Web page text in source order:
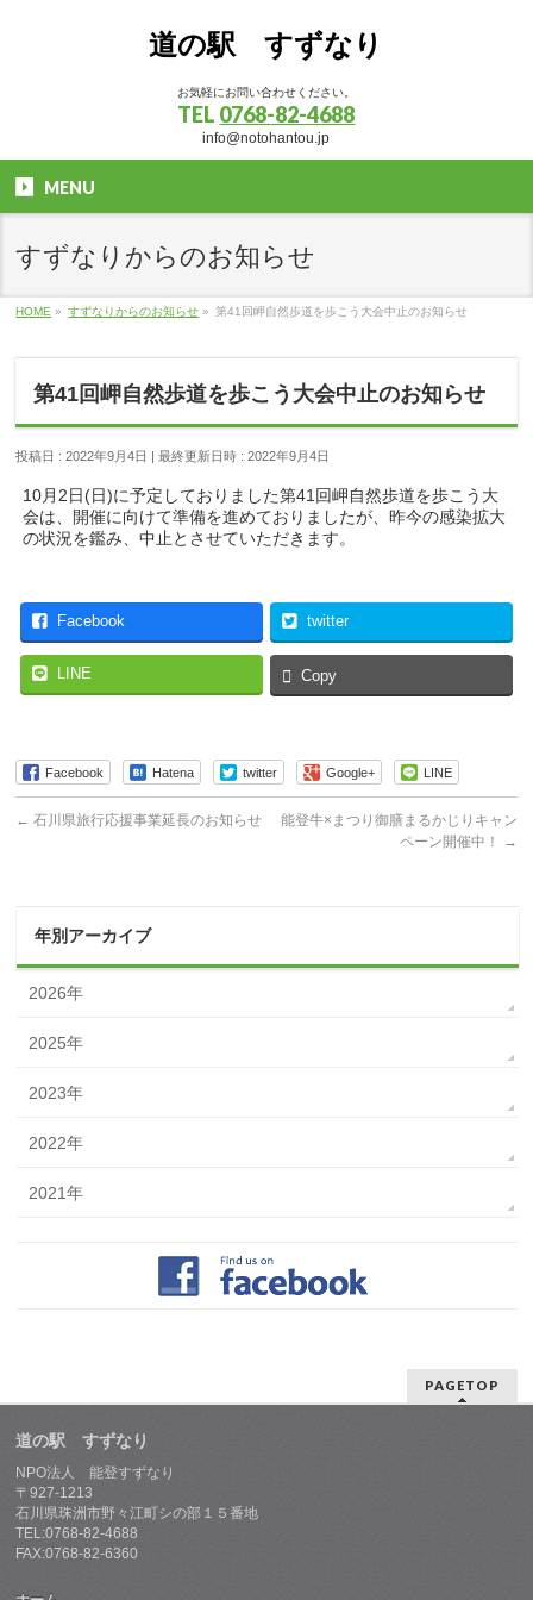
道の駅 すずなり
お気軽にお問い合わせください。
TEL 0768-82-4688
info@notohantou.jp
MENU
すずなりからのお知らせ
HOME » すずなりからのお知らせ » 第41回岬自然歩道を歩こう大会中止のお知らせ
第41回岬自然歩道を歩こう大会中止のお知らせ
投稿日 : 2022年9月4日 最終更新日時 : 2022年9月4日
10月2日(日)に予定しておりました第41回岬自然歩道を歩こう大
会は、開催に向けて準備を進めておりましたが、昨今の感染拡大
の状況を鑑み、中止とさせていただきます。
Facebook twitter
LINE Copy
Facebook Hatena twitter Google+ LINE
← 石川県旅行応援事業延長のお知らせ
能登牛×まつり御膳まるかじりキャン
ペーン開催中！
→
年別アーカイブ
2026年
2025年
2023年
2022年
2021年
PAGETOP
道の駅 すずなり
NPO法人 能登すずなり
〒927-1213
石川県珠洲市野々江町シの部１５番地
TEL:0768-82-4688
FAX:0768-82-6360